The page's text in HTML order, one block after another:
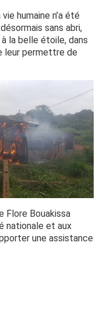
humaine n’a été
sans abri,
la belle étoile, dans
leur permettre de
Flore Bouakissa
nationale et aux
une assistance